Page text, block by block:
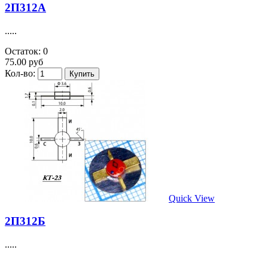
2П312А
.....
Остаток: 0
75.00 руб
Кол-во:
Quick View
2П312Б
.....